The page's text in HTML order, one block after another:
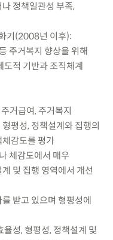
정책일관성 부족,
기(2008년 이후):
주거복지 향상을 위해
도적 기반과 조직체계
거급여, 주거복지
평성, 정책설계와 집행의
감도를 평가
체감도에서 매우
및 집행 영역에서 개선
받고 있으며 형평성에
성, 형평성, 정책설계 및